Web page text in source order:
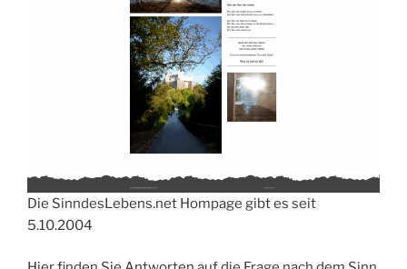
Die SinndesLebens.net Hompage gibt es seit
5.10.2004